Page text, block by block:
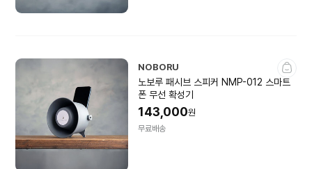
NOBORU
노보루 패시브 스피커 NMP-012 스마트
폰 무선 확성기
143,000원
무료배송